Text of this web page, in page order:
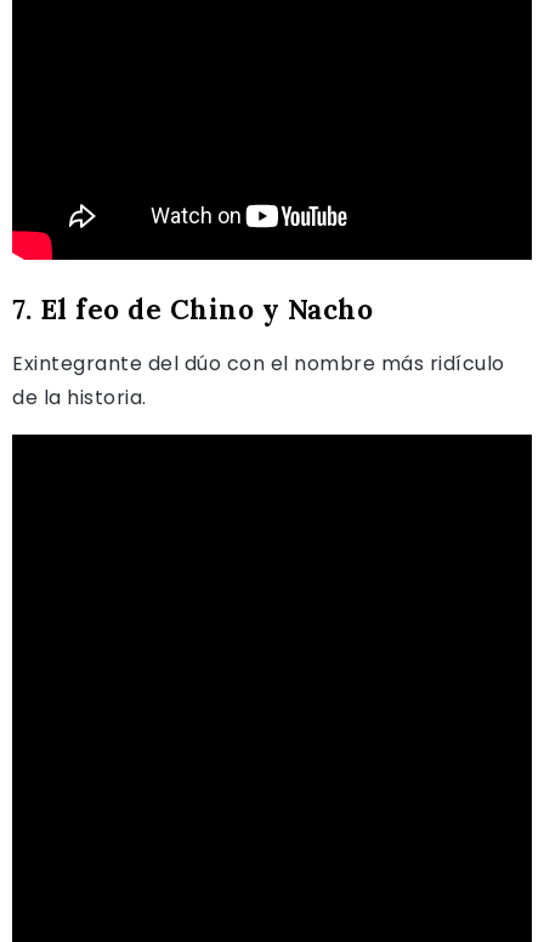
7. El feo de Chino y Nacho
Exintegrante del dúo con el nombre más ridículo
de la historia.